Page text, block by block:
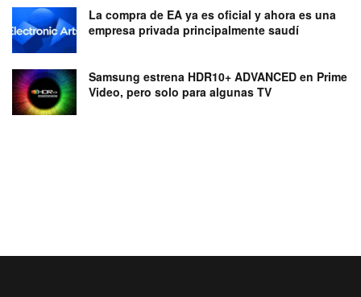
La compra de EA ya es oficial y ahora es una
empresa privada principalmente saudí
Samsung estrena HDR10+ ADVANCED en Prime
Video, pero solo para algunas TV